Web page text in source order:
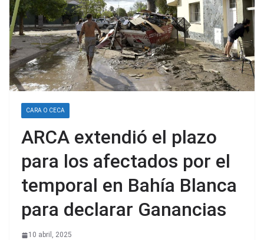
CARA O CECA
ARCA extendió el plazo
para los afectados por el
temporal en Bahía Blanca
para declarar Ganancias
10 abril, 2025